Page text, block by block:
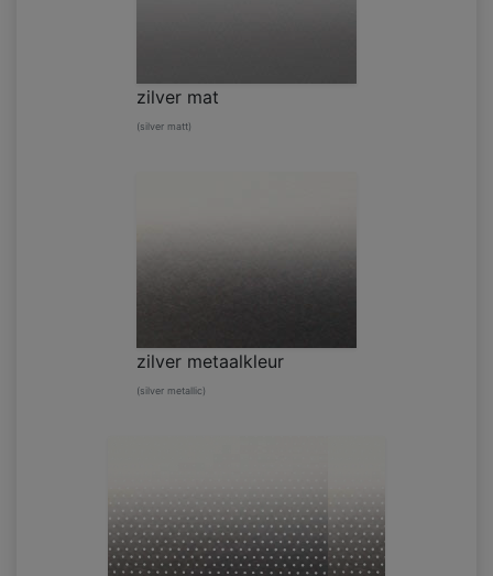
zilver mat
(silver matt)
zilver metaalkleur
(silver metallic)